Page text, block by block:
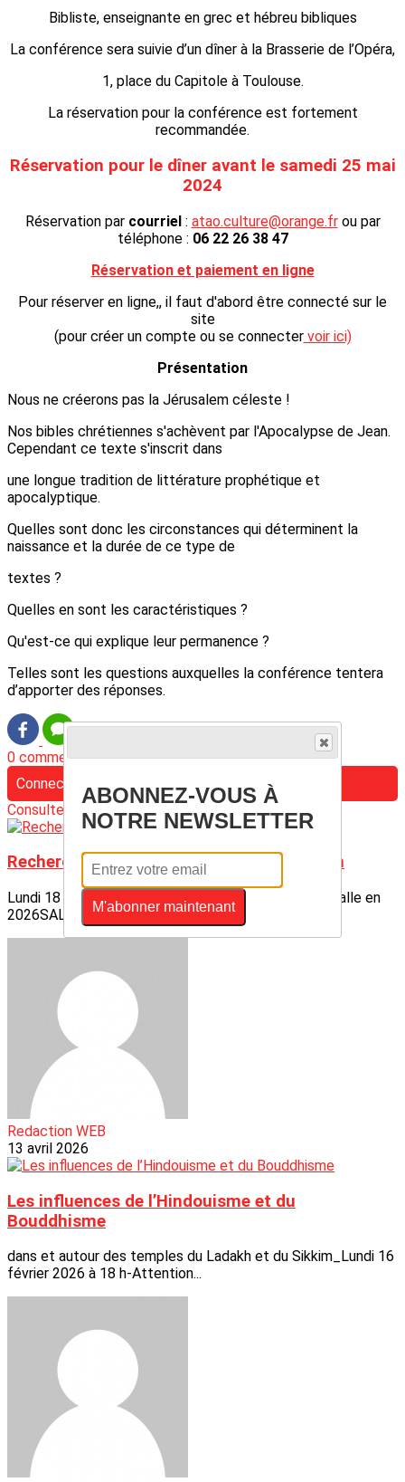
Bibliste, enseignante en grec et hébreu bibliques
La conférence sera suivie d’un dîner à la Brasserie de l’Opéra,
1, place du Capitole à Toulouse.
La réservation pour la conférence est fortement
recommandée.
Réservation pour le dîner avant le samedi 25 mai
2024
Réservation parcourriel: atao.culture@orange.frou par
téléphone : 06 22 26 38 47
Réservation et paiement en ligne
Pour réserver en ligne,, il faut d'abord être connecté sur le
site
(pour créer un compte ou se connectervoir ici)
Présentation
Nous ne créerons pas la Jérusalem céleste !
Nos bibles chrétiennes s'achèvent par l'Apocalypse de Jean.
Cependant ce texte s'inscrit dans
une longue tradition de littérature prophétique et
apocalyptique.
Quelles sont donc les circonstances qui déterminent la
naissance et la durée de ce type de
textes ?
Quelles en sont les caractéristiques ?
Qu'est-ce qui explique leur permanence ?
Telles sont les questions auxquelles la conférence tentera
d’apporter des réponses.
0 commentaire(s)
Connectez-vous pour laisser un commentaire
Consultez également
Recherches paléontologiques au Pakistan
Lundi 18 mai 2026 à 18 hAttention changement de salle en
2026SALLE SAN SUBRA, 2, rue San Subra...
Redaction WEB
13 avril 2026
Les influences de l’Hindouisme et du
Bouddhisme
dans et autour des temples du Ladakh et du Sikkim_Lundi 16
février 2026 à 18 h-Attention...
ABONNEZ-VOUS À
NOTRE NEWSLETTER
M'abonner maintenant